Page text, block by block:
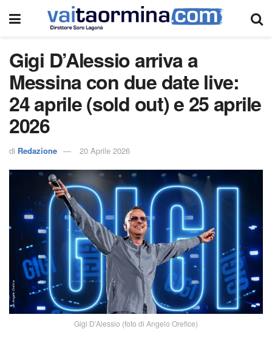
Gigi D’Alessio arriva a
Messina con due date live:
24 aprile (sold out) e 25 aprile
2026
di Redazione 20 Aprile 2026
Gigi D’Alessio (foto di Angelo Orefice)